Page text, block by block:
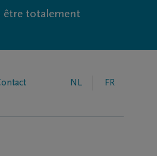
être totalement
NL FR